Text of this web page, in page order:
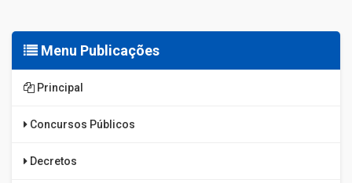
Menu Publicações
Principal
Concursos Públicos
Decretos